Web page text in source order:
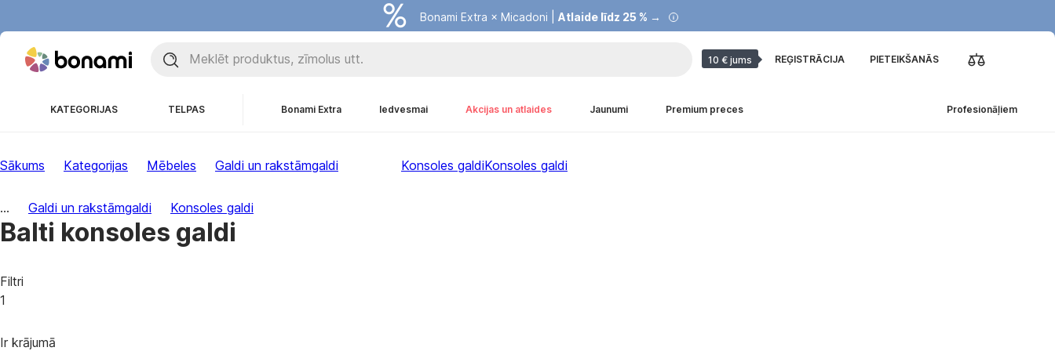
Bonami Extra × Micadoni | Atlaide līdz 25 % →
10 € jums REĢISTRĀCIJA PIETEIKŠANĀS
KATEGORIJAS TELPAS Bonami Extra Iedvesmai Akcijas un atlaides Jaunumi Premium preces Profesionāļiem
Sākums Kategorijas Mēbeles Galdi un rakstāmgaldi Konsoles galdiKonsoles galdi
... Galdi un rakstāmgaldi Konsoles galdi
Balti konsoles galdi
Filtri
1
Ir krājumā